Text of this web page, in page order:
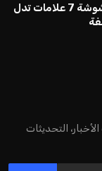
تحقق من قهوتك المغشوشة 7 علامات تدل
التحديثات